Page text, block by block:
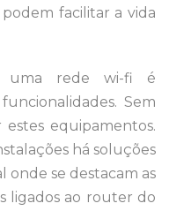
podem facilitar a vida
uma rede wi-fi é
Sem
equipamentos.
há soluções
se destacam as
ligados ao router do